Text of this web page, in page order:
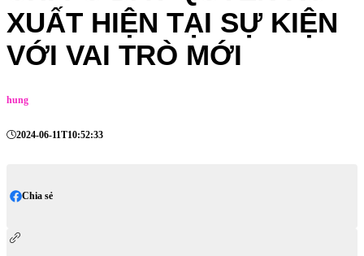
XUẤT HIỆN TẠI SỰ KIỆN
VỚI VAI TRÒ MỚI
hung
2024-06-11T10:52:33
Chia sẻ